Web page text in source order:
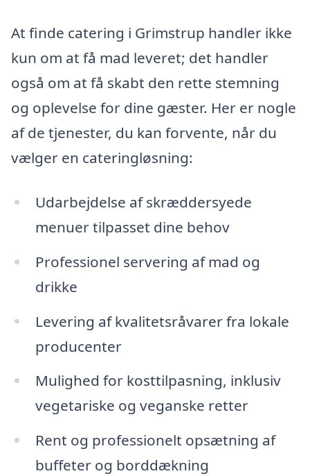
At finde catering i Grimstrup handler ikke
kun om at få mad leveret; det handler
også om at få skabt den rette stemning
og oplevelse for dine gæster. Her er nogle
af de tjenester, du kan forvente, når du
vælger en cateringløsning:
Udarbejdelse af skræddersyede
menuer tilpasset dine behov
Professionel servering af mad og
drikke
Levering af kvalitetsråvarer fra lokale
producenter
Mulighed for kosttilpasning, inklusiv
vegetariske og veganske retter
Rent og professionelt opsætning af
buffeter og borddækning